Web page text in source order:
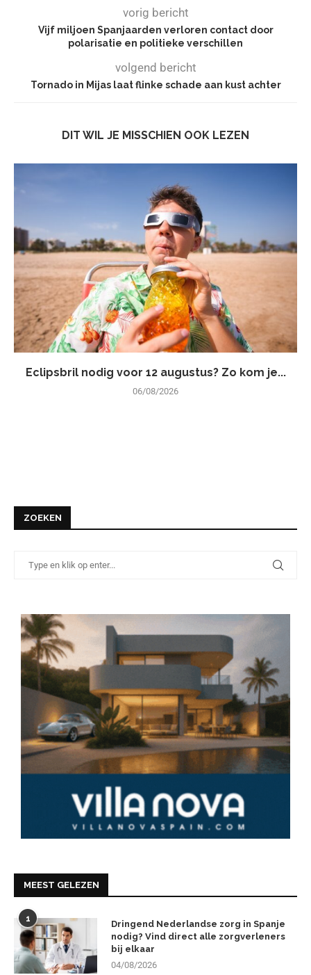
vorig bericht
Vijf miljoen Spanjaarden verloren contact door
polarisatie en politieke verschillen
volgend bericht
Tornado in Mijas laat flinke schade aan kust achter
DIT WIL JE MISSCHIEN OOK LEZEN
Eclipsbril nodig voor 12 augustus? Zo kom je...
06/08/2026
ZOEKEN
MEEST GELEZEN
1
Dringend Nederlandse zorg in Spanje
nodig? Vind direct alle zorgverleners
bij elkaar
04/08/2026